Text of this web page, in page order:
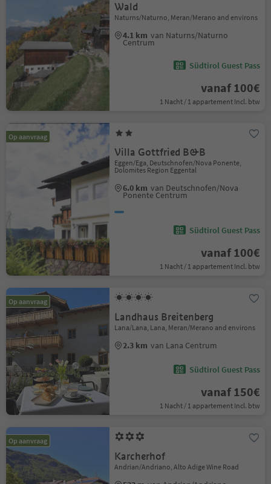
Wald
Naturns/Naturno, Meran/Merano and environs
4.1 km van Naturns/Naturno
Centrum
Südtirol Guest Pass
vanaf 100€
1 Nacht / 1 appartement Incl. btw
Op aanvraag
Villa Gottfried B&B
Eggen/Ega, Deutschnofen/Nova Ponente,
Dolomites Region Eggental
6.0 km van Deutschnofen/Nova
Ponente Centrum
Südtirol Guest Pass
vanaf 100€
1 Nacht / 1 appartement Incl. btw
Op aanvraag
Landhaus Breitenberg
Lana/Lana, Lana, Meran/Merano and environs
2.3 km van Lana Centrum
Südtirol Guest Pass
vanaf 150€
1 Nacht / 1 appartement Incl. btw
Op aanvraag
Karcherhof
Andrian/Andriano, Alto Adige Wine Road